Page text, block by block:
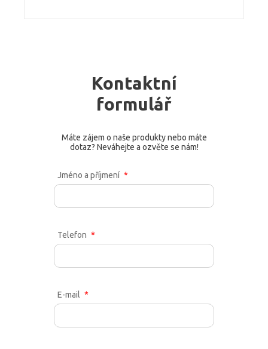
Kontaktní
formulář
Máte zájem o naše produkty nebo máte
dotaz? Neváhejte a ozvěte se nám!
Jméno a příjmení
Telefon
E-mail